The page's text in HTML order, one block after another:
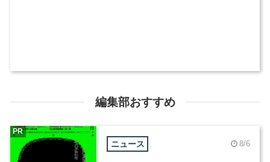
編集部おすすめ
ニュース 8/6
PR